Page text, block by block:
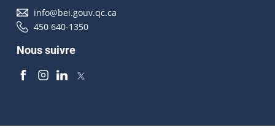
info@bei.gouv.qc.ca
450 640-1350
Nous suivre